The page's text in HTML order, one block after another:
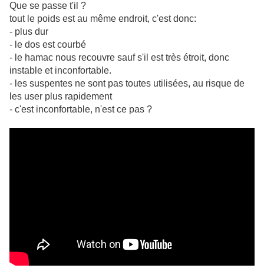
Que se passe t'il ?
tout le poids est au même endroit, c'est donc:
- plus dur
- le dos est courbé
- le hamac nous recouvre sauf s'il est très étroit, donc
instable et inconfortable.
- les suspentes ne sont pas toutes utilisées, au risque de
les user plus rapidement
- c'est inconfortable, n'est ce pas ?